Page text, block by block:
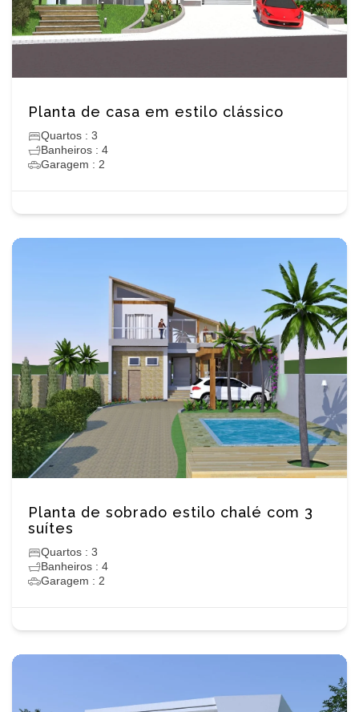
Planta de casa em estilo clássico
Quartos : 3
Banheiros : 4
Garagem : 2
Planta de sobrado estilo chalé com 3
suítes
Quartos : 3
Banheiros : 4
Garagem : 2